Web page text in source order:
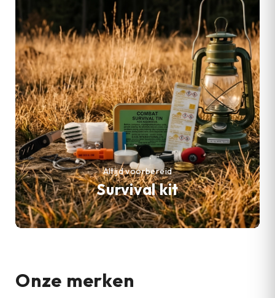
Survival kit
Altijd voorbereid
Onze merken